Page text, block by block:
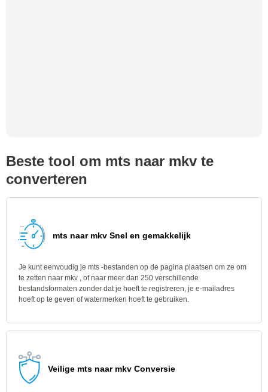
Beste tool om mts naar mkv te
converteren
mts naar mkv Snel en gemakkelijk
Je kunt eenvoudig je mts -bestanden op de pagina plaatsen om ze om
te zetten naar mkv , of naar meer dan 250 verschillende
bestandsformaten zonder dat je hoeft te registreren, je e-mailadres
hoeft op te geven of watermerken hoeft te gebruiken.
Veilige mts naar mkv Conversie